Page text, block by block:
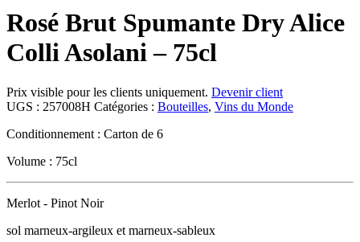
Rosé Brut Spumante Dry Alice
Colli Asolani – 75cl
Prix visible pour les clients uniquement. Devenir client
UGS : 257008H Catégories : Bouteilles, Vins du Monde
Conditionnement : Carton de 6
Volume : 75cl
Merlot - Pinot Noir
sol marneux-argileux et marneux-sableux